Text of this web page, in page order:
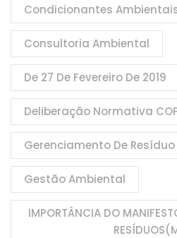
Condicionantes
Consultoria Ambiental
De 27 De Fevereiro De 2019
Deliberação Normativa
Gerenciamento De Resíduo
Gestão Ambiental
IMPORTÂNCIA DO